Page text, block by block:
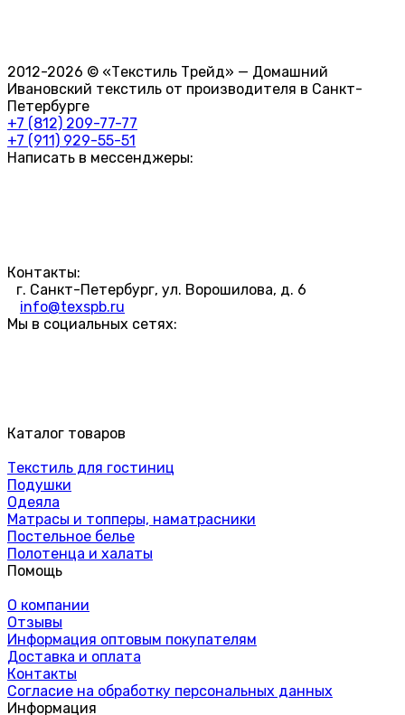
2012-2026 © «Текстиль Трейд» — Домашний
Ивановский текстиль от производителя в Санкт-
Петербурге
+7 (812) 209-77-77
+7 (911) 929-55-51
Написать в мессенджеры:
Контакты:
г. Санкт-Петербург, ул. Ворошилова, д. 6
info@texspb.ru
Мы в социальных сетях:
Каталог товаров
Текстиль для гостиниц
Подушки
Одеяла
Матрасы и топперы, наматрасники
Постельное белье
Полотенца и халаты
Помощь
О компании
Отзывы
Информация оптовым покупателям
Доставка и оплата
Контакты
Согласие на обработку персональных данных
Информация